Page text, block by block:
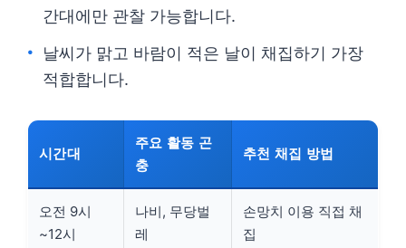
간대에만 관찰 가능합니다.
날씨가 맑고 바람이 적은 날이 채집하기 가장
적합합니다.
시간대
주요 활동 곤
충
추천 채집 방법
오전 9시
~12시
나비, 무당벌
레
손망치 이용 직접 채
집